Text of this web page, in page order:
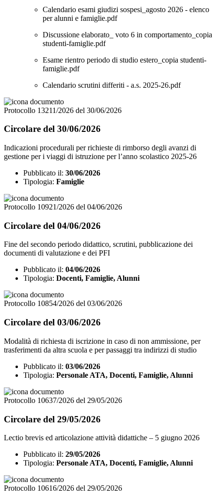
Calendario esami giudizi sospesi_agosto 2026 - elenco
per alunni e famiglie.pdf
Discussione elaborato_ voto 6 in comportamento_copia
studenti-famiglie.pdf
Esame rientro periodo di studio estero_copia studenti-
famiglie.pdf
Calendario scrutini differiti - a.s. 2025-26.pdf
Protocollo 13211/2026 del 30/06/2026
Circolare del 30/06/2026
Indicazioni procedurali per richieste di rimborso degli avanzi di
gestione per i viaggi di istruzione per l’anno scolastico 2025-26
Pubblicato il: 30/06/2026
Tipologia: Famiglie
Protocollo 10921/2026 del 04/06/2026
Circolare del 04/06/2026
Fine del secondo periodo didattico, scrutini, pubblicazione dei
documenti di valutazione e dei PFI
Pubblicato il: 04/06/2026
Tipologia: Docenti, Famiglie, Alunni
Protocollo 10854/2026 del 03/06/2026
Circolare del 03/06/2026
Modalità di richiesta di iscrizione in caso di non ammissione, per
trasferimenti da altra scuola e per passaggi tra indirizzi di studio
Pubblicato il: 03/06/2026
Tipologia: Personale ATA, Docenti, Famiglie, Alunni
Protocollo 10637/2026 del 29/05/2026
Circolare del 29/05/2026
Lectio brevis ed articolazione attività didattiche – 5 giugno 2026
Pubblicato il: 29/05/2026
Tipologia: Personale ATA, Docenti, Famiglie, Alunni
Protocollo 10616/2026 del 29/05/2026